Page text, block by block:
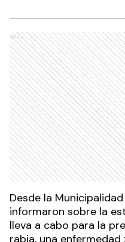
Ads
Desde la
informaron sobre la
lleva a cabo para la
rabia, una